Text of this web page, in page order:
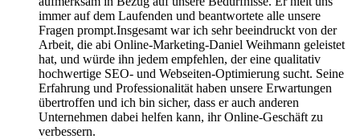
immer auf dem Laufenden und beantwortete alle unsere
Fragen prompt.Insgesamt war ich sehr beeindruckt von der
Arbeit, die abi Online-Marketing-Daniel Weihmann geleistet
hat, und würde ihn jedem empfehlen, der eine qualitativ
hochwertige SEO- und Webseiten-Optimierung sucht. Seine
Erfahrung und Professionalität haben unsere Erwartungen
übertroffen und ich bin sicher, dass er auch anderen
Unternehmen dabei helfen kann, ihr Online-Geschäft zu
verbessern.